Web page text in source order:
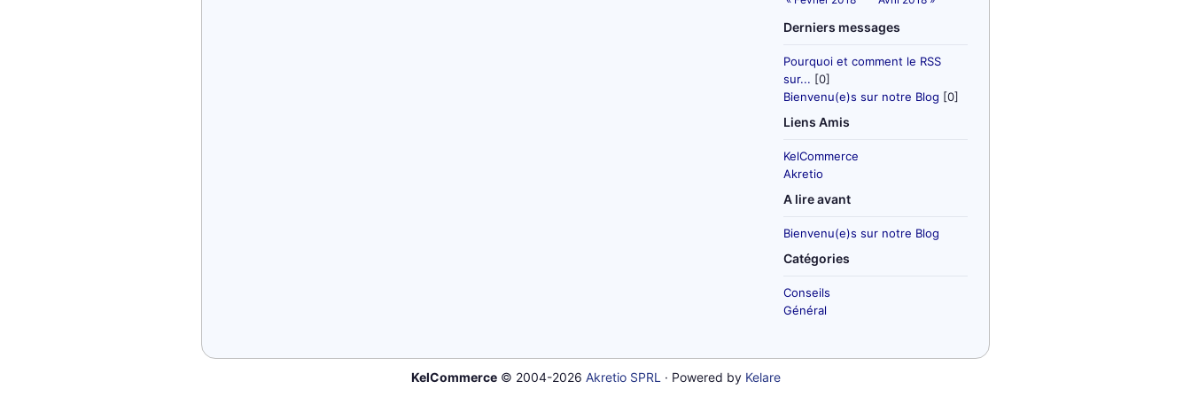
Derniers messages
Pourquoi et comment le RSS
sur... [0]
Bienvenu(e)s sur notre Blog [0]
Liens Amis
KelCommerce
Akretio
A lire avant
Bienvenu(e)s sur notre Blog
Catégories
Conseils
Général
KelCommerce© 2004-2026 Akretio SPRL · Powered by Kelare